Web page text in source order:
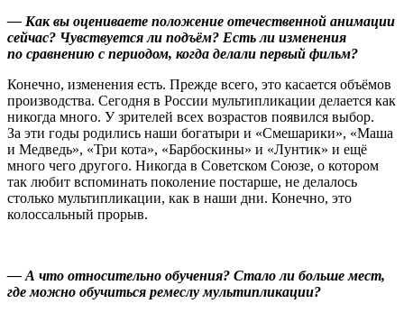
— Как вы оцениваете положение отечественной анимации
сейчас? Чувствуется ли подъём? Есть ли изменения
по сравнению с периодом, когда делали первый фильм?
Конечно, изменения есть. Прежде всего, это касается объёмов
производства. Сегодня в России мультипликации делается как
никогда много. У зрителей всех возрастов появился выбор.
За эти годы родились наши богатыри и «Смешарики», «Маша
и Медведь», «Три кота», «Барбоскины» и «Лунтик» и ещё
много чего другого. Никогда в Советском Союзе, о котором
так любит вспоминать поколение постарше, не делалось
столько мультипликации, как в наши дни. Конечно, это
колоссальный прорыв.
— А что относительно обучения? Стало ли больше мест,
где можно обучиться ремеслу мультипликации?